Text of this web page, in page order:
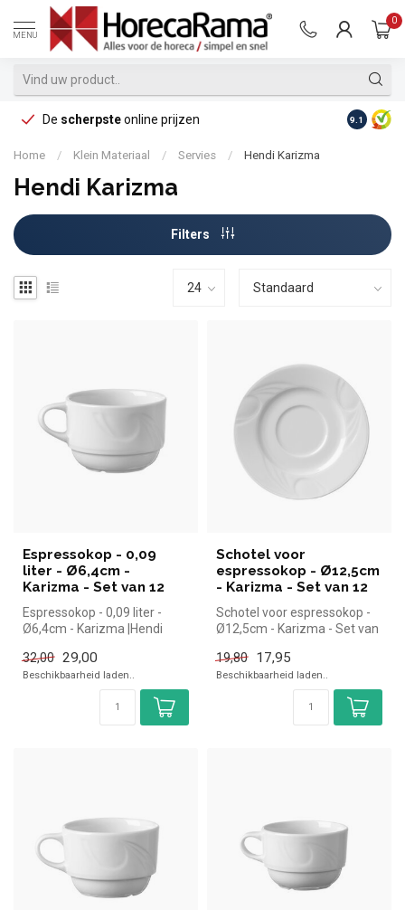
MENU
0
De scherpsteonline prijzen Op
9.1
Home / Klein Materiaal / Servies / Hendi Karizma
Hendi Karizma
Filters
Espressokop - 0,09
liter - Ø6,4cm -
Karizma - Set van 12
Espressokop - 0,09 liter -
Ø6,4cm - Karizma |Hendi
...
32,00 29,00
Beschikbaarheid laden..
Schotel voor
espressokop - Ø12,5cm
- Karizma - Set van 12
Schotel voor espressokop -
Ø12,5cm - Karizma - Set van
19,80
17,95
Beschikbaarheid laden..